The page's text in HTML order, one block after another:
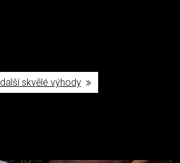
další skvělé výhody